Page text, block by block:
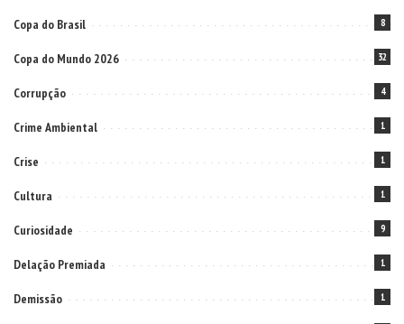
Copa do Brasil 8
Copa do Mundo 2026 32
Corrupção 4
Crime Ambiental 1
Crise 1
Cultura 1
Curiosidade 9
Delação Premiada 1
Demissão 1